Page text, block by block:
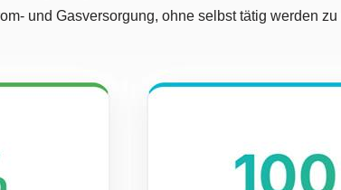
und Gasversorgung, ohne selbst tätig werden zu